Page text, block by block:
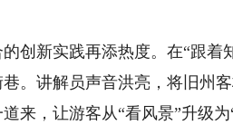
新实践再添热度。在“跟着
。讲解员声音洪亮，将旧州
来，让游客从“看风景”升级